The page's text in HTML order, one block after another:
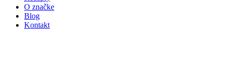
O značke
Blog
Kontakt